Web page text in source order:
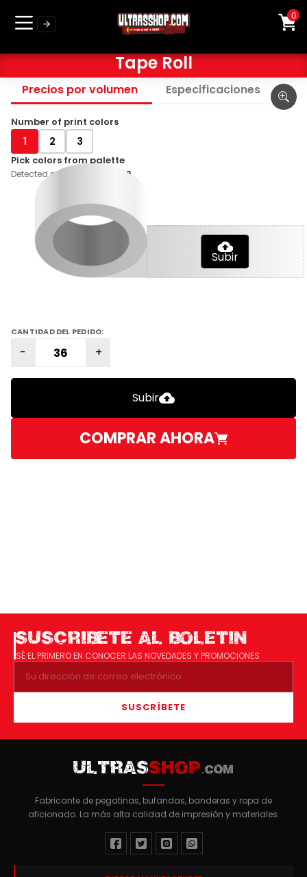
0
Tape Roll
Subir
Precios por volumen Especificaciones
Number of print colors
1 2 3
Pick colors from palette
Detected colors in graphic: 0
CANTIDAD DEL PEDIDO:
- +
Subir
Subir
COMPRAR AHORA
SUSCRIBETE AL BOLETIN
SÉ EL PRIMERO EN CONOCER LAS NOVEDADES Y PROMOCIONES
SUSCRÍBETE
ULTRASSHOP.COM
Fabricante de pegatinas, bufandas, banderas y ropa de
aficionado. La más alta calidad de impresión y materiales.